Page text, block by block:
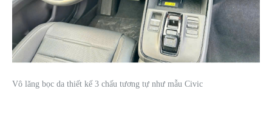
Vô lăng bọc da thiết kế 3 chấu tương tự như mẫu Civic